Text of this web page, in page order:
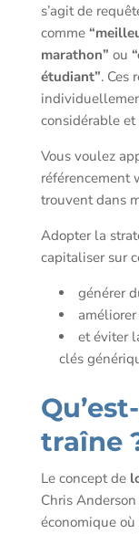
s’agit de
comme
marathon” ou
étudiant”. Ces
considérable
Vous voulez
référencement
trouvent dans
Adopter la
capitaliser sur
générer
et éviter
clés
traîne
Le concept de
Chris
économique